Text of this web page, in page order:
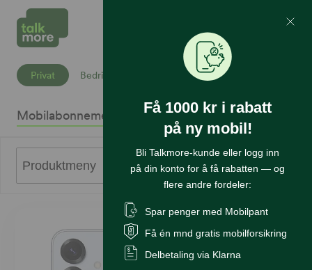
Mine Sider
Privat Bedrift
Mobilabonnement Mobiltelefoner InternettSikkerhet
Produktmeny
Få 1000 kr i rabatt
på ny mobil!
Bli Talkmore-kunde eller logg inn
på din konto for å få rabatten — og
flere andre fordeler:
Spar penger med Mobilpant
Få én mnd gratis mobilforsikring
Delbetaling via Klarna